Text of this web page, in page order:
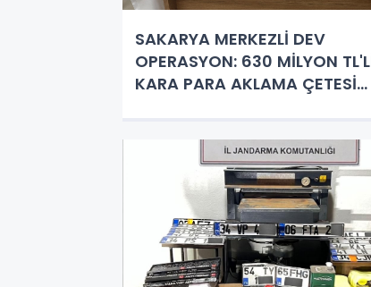
SAKARYA MERKEZLİ DEV
OPERASYON: 630 MİLYON
KARA PARA AKLAMA ÇETESİ